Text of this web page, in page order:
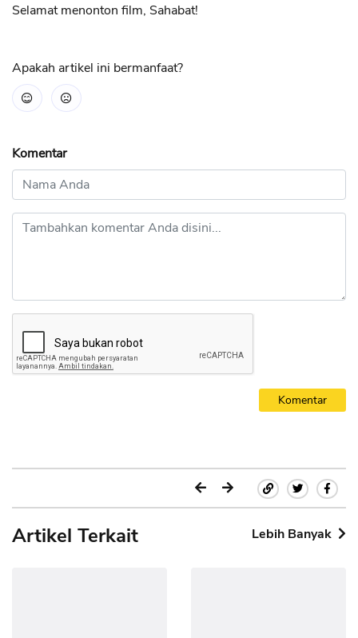
Selamat menonton film, Sahabat!
Apakah artikel ini bermanfaat?
Komentar
Komentar
Artikel Terkait Lebih Banyak